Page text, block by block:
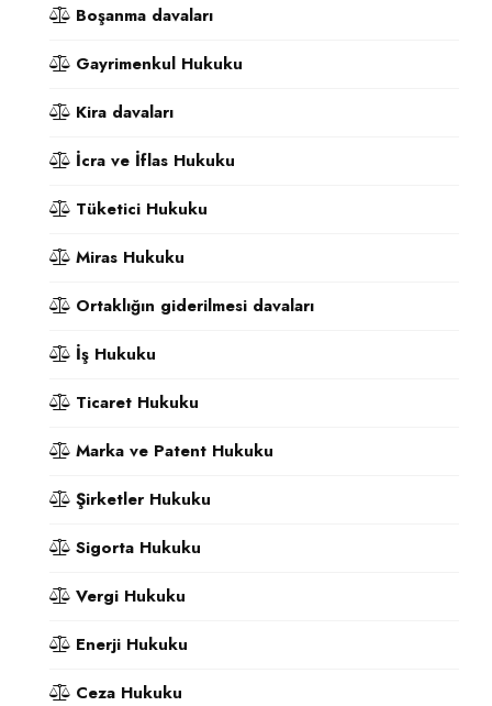
Boşanma davaları
Gayrimenkul Hukuku
Kira davaları
İcra ve İflas Hukuku
Tüketici Hukuku
Miras Hukuku
Ortaklığın giderilmesi davaları
İş Hukuku
Ticaret Hukuku
Marka ve Patent Hukuku
Şirketler Hukuku
Sigorta Hukuku
Vergi Hukuku
Enerji Hukuku
Ceza Hukuku